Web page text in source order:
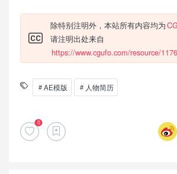
除特别注明外，本站所有内容均为
请注明出处来自
https://www.cgufo.com/resource/
AE模版 人物简历
0